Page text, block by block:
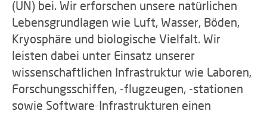
(UN) bei. Wir erforschen unsere natürlichen
Lebensgrundlagen wie Luft, Wasser, Böden,
Kryosphäre und biologische Vielfalt. Wir
leisten dabei unter Einsatz unserer
wissenschaftlichen Infrastruktur wie Laboren,
Forschungsschiffen, -flugzeugen, -stationen
sowie Software-Infrastrukturen einen